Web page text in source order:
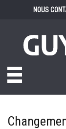
NOUS
Toggle